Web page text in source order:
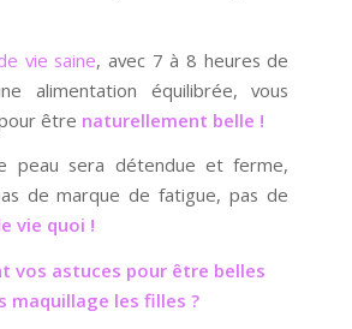
vie saine, avec 7 à 8 heures de
alimentation équilibrée, vous
être naturellement belle !
peau sera détendue et ferme,
de marque de fatigue, pas de
vie quoi !
vos astuces pour être belles
maquillage les filles ?